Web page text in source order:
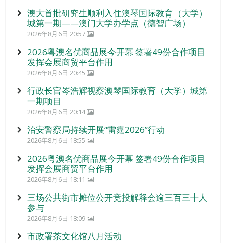
澳大首批研究生顺利入住澳琴国际教育（大学）
城第一期——澳门大学办学点（德智广场）
2026年8月6日 20:57
2026粤澳名优商品展今开幕 签署49份合作项目
发挥会展商贸平台作用
2026年8月6日 20:45
行政长官岑浩辉视察澳琴国际教育（大学）城第
一期项目
2026年8月6日 20:14
治安警察局持续开展“雷霆2026”行动
2026年8月6日 18:55
2026粤澳名优商品展今开幕 签署49份合作项目
发挥会展商贸平台作用
2026年8月6日 18:11
三场公共街市摊位公开竞投解释会逾三百三十人
参与
2026年8月6日 18:09
市政署茶文化馆八月活动